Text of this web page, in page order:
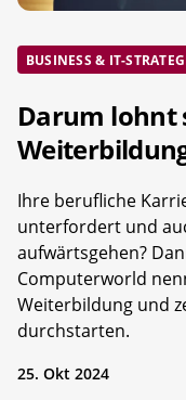
BUSINESS & IT-
Darum lohnt
Ihre berufliche
unterfordert und
aufwärtsgehen?
Computerworld
Weiterbildung und
durchstarten.
25. Okt 2024